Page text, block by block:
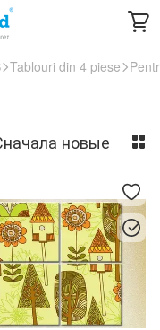
Tablouri din 4 piese
новые